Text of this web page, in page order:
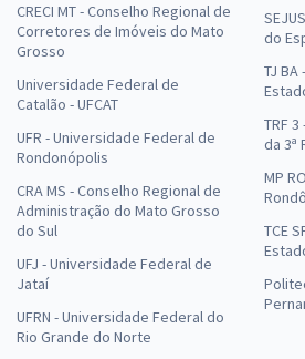
CRECI MT - Conselho Regional de
Corretores de Imóveis do Mato
Grosso
Universidade Federal de
Catalão - UFCAT
UFR - Universidade Federal de
Rondonópolis
CRA MS - Conselho Regional de
Administração do Mato Grosso
do Sul
UFJ - Universidade Federal de
Jataí
UFRN - Universidade Federal do
Rio Grande do Norte
do
TJ
TRF
da 3ª
MP
TCE